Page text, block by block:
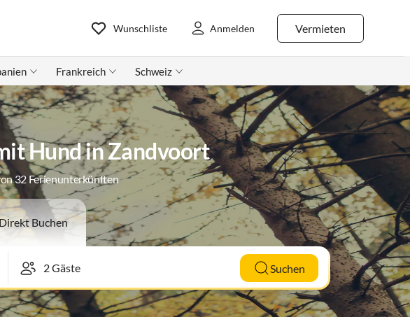
Vermieten
Wunschliste Anmelden
Frankreich Schweiz
Hund in Zandvoort
32 Ferienunterkünften
Buchen
Suchen